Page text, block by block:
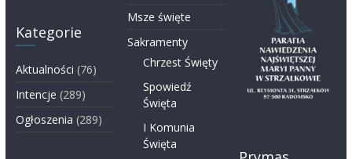
Kategorie
Aktualności (76)
Intencje (289)
Ogłoszenia (289)
Msze święte
Sakramenty
Chrzest Święty
Spowiedź
Święta
I Komunia
Święta